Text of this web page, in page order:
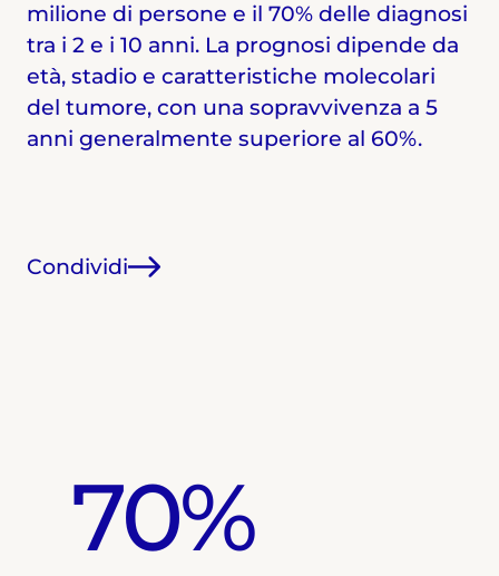
milione di persone e il 70% delle diagnosi
tra i 2 e i 10 anni. La prognosi dipende da
età, stadio e caratteristiche molecolari
del tumore, con una sopravvivenza a 5
anni generalmente superiore al 60%.
Condividi
70%